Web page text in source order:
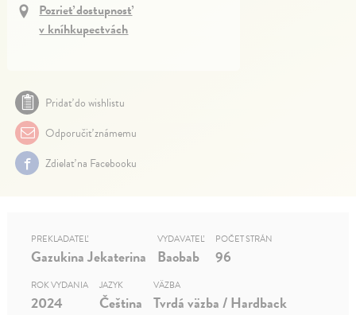
Pozrieť dostupnosť
v kníhkupectvách
Pridať do wishlistu
Odporučiť známemu
Zdielať na Facebooku
PREKLADATEĽ
Gazukina Jekaterina
VYDAVATEĽ
Baobab
POČET STRÁN
96
ROK VYDANIA
2024
JAZYK
Čeština
VÄZBA
Tvrdá väzba / Hardback